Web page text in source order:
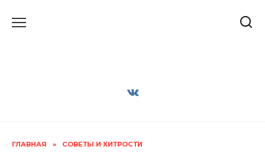
ГЛАВНАЯ » СОВЕТЫ И ХИТРОСТИ